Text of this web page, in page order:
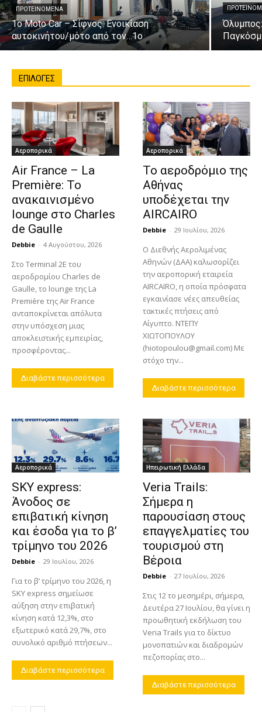
ΠΡΟΤΕΙΝΌΜΕΝΑ
1o Moto Car – Σίφνος: Ενοικίαση
αυτοκινήτου/μότο από τον…1ο
ΕΠΙΛΟΓΕΣ
Αεροπορικά
Air France – La
Première: Το
ανακαινισμένο
lounge στο Charles
de Gaulle
Debbie - 4 Αυγούστου, 2026
Στο Terminal 2E του
αεροδρομίου Charles de
Gaulle, το lounge της La
Première της Air France
ανταποκρίνεται απόλυτα
στην υπόσχεση μιας
αποκλειστικής εμπειρίας,
προσφέροντας...
Διαβάστε περισσότερα
Αεροπορικά
Το αεροδρόμιο της
Αθήνας
υποδέχεται την
AIRCAIRO
Debbie - 29 Ιουλίου, 2026
Ο Διεθνής Αερολιμένας
Αθηνών (ΔΑΑ) καλωσορίζει
την αεροπορική εταιρεία
AIRCAIRO, η οποία πρόσφατα
εγκαινίασε νέες απευθείας
τακτικές πτήσεις από
Αίγυπτο. ΝΤΕΠΥ
ΧΙΩΤΟΠΟΥΛΟΥ
(hiotopoulou@gmail.com) Με
στόχο την...
Διαβάστε περισσότερα
Αεροπορικά
SKY express:
Άνοδος σε
επιβατική κίνηση
και έσοδα για το β’
τρίμηνο του 2026
Debbie - 29 Ιουλίου, 2026
Για το β’ τρίμηνο του 2026, η
SKY express σημείωσε
αύξηση στην επιβατική
κίνηση κατά 12,3%, στο
εξωτερικό κατά 29,7%, στο
συνολικό αριθμό πτήσεων...
Διαβάστε περισσότερα
Ηπειρωτική Ελλάδα
Veria Trails:
Σήμερα η
παρουσίαση στους
επαγγελματίες του
τουρισμού στη
Βέροια
Debbie - 27 Ιουλίου, 2026
Στις 12 το μεσημέρι, σήμερα,
Δευτέρα 27 Ιουλίου, θα γίνει η
προωθητική εκδήλωση του
Veria Trails για το δίκτυο
μονοπατιών και διαδρομών
πεζοπορίας στο...
Διαβάστε περισσότερα